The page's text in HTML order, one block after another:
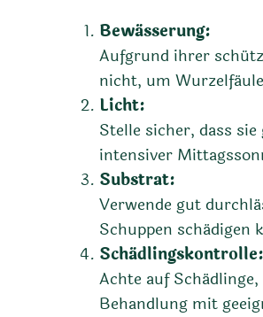
Bewässerung:
Aufgrund ihrer
nicht, um
Licht:
Stelle sicher, dass
intensiver
Substrat:
Verwende gut
Schuppen schädigen
Schädlingskontrolle:
Achte auf
Behandlung mit